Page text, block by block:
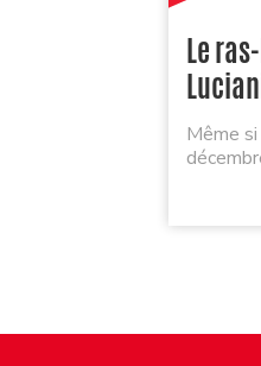
Le
Même